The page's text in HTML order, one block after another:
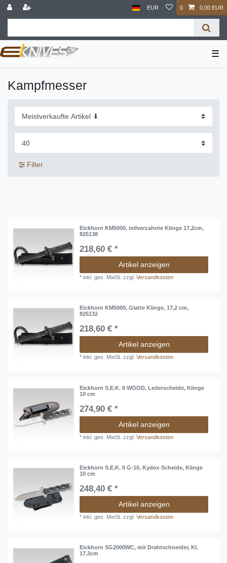
EUR 0 0,00 EUR
☰
Kampfmesser
Filter
Eickhorn KM5000, teilverzahnte Klinge 17,2cm,
825138
218,60 € *
Artikel anzeigen
*inkl. ges. MwSt. zzgl.Versandkosten
Eickhorn KM5000, Glatte Klinge, 17,2 cm,
825132
218,60 € *
Artikel anzeigen
*inkl. ges. MwSt. zzgl.Versandkosten
Eickhorn S.E.K. II WOOD, Lederscheide, Klinge
10 cm
274,90 € *
Artikel anzeigen
*inkl. ges. MwSt. zzgl.Versandkosten
Eickhorn S.E.K. II G-10, Kydex-Scheide, Klinge
10 cm
248,40 € *
Artikel anzeigen
*inkl. ges. MwSt. zzgl.Versandkosten
Eickhorn SG2000WC, mit Drahtschneider, Kl.
17,3cm